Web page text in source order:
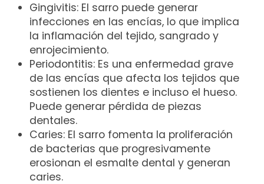
Gingivitis: El sarro puede generar
infecciones en las encías, lo que implica
la inflamación del tejido, sangrado y
enrojecimiento.
Periodontitis: Es una enfermedad grave
de las encías que afecta los tejidos que
sostienen los dientes e incluso el hueso.
Puede generar pérdida de piezas
dentales.
Caries: El sarro fomenta la proliferación
de bacterias que progresivamente
erosionan el esmalte dental y generan
caries.